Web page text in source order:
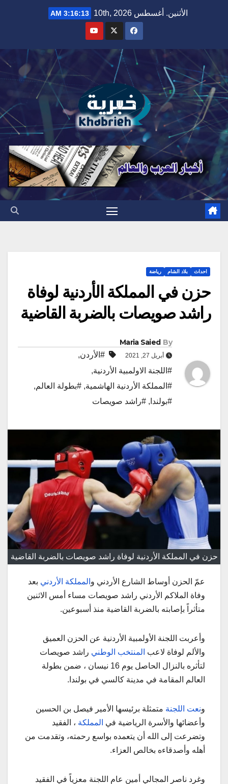
الأثنين. أغسطس 10th, 2026 3:16:14 AM
احداث بلاد الشام رياضة
حزن في المملكة الأردنية لوفاة
راشد صويصات بالضربة القاضية
By
Maria Saied
أبريل 27, 2021 #الأردن,
#اللجنة الاولمبية الأردنية,
#المملكة الأردنية الهاشمية, #بطولة العالم,
#بولندا , #راشد صويصات
حزن في المملكة الأردنية لوفاة راشد صويصات بالضربة القاضية
عمّ الحزن أوساط الشارع الأردني و المملكة الأردني بعد
وفاة الملاكم الأردني راشد صويصات مساء أمس الاثنين
متأثراً بإصابته بالضربة القاضية منذ أسبوعين.
وأعربت اللجنة الأولمبية الأردنية عن الحزن العميق
والألم لوفاة لاعب المنتخب الوطني راشد صويصات
لتأثره بالنزال الحاصل يوم 16 نيسان ، ضمن بطولة
العالم المقامة في مدينة كالسي في بولندا.
ونعت اللجنة متمثلة برئيسها الأمير فيصل بن الحسين
وأعضائها والأسرة الرياضية في المملكة ، الفقيد
وتضرعت إلى الله أن يتعمده بواسع رحمته، وتقدمت من
أهله وأصدقاءه بخالص العزاء.
وغرد ناصر المجالي أمين عام اللجنة معزياً في الفقيد